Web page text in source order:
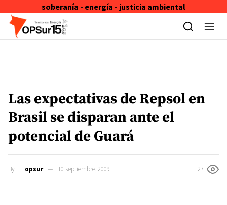
soberanía - energía - justicia ambiental
Skip to content
Las expectativas de Repsol en
Brasil se disparan ante el
potencial de Guará
By opsur 10 septiembre, 2009 27